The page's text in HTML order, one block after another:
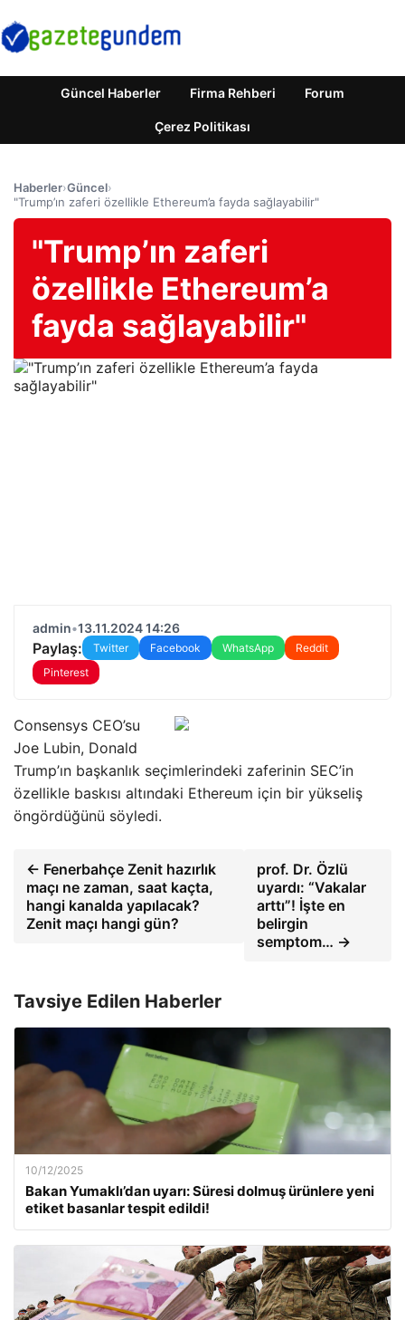
Güncel Haberler Firma Rehberi Forum
Çerez Politikası
Haberler›Güncel›
"Trump’ın zaferi özellikle Ethereum’a fayda sağlayabilir"
"Trump’ın zaferi
özellikle Ethereum’a
fayda sağlayabilir"
admin•13.11.2024 14:26
Paylaş: Twitter Facebook WhatsApp
Reddit
Pinterest
Consensys CEO’su
Joe Lubin, Donald
Trump’ın başkanlık seçimlerindeki zaferinin SEC’in
özellikle baskısı altındaki Ethereum için bir yükseliş
öngördüğünü söyledi.
← Fenerbahçe Zenit hazırlık
maçı ne zaman, saat kaçta,
hangi kanalda yapılacak?
Zenit maçı hangi gün?
prof. Dr. Özlü
uyardı: “Vakalar
arttı”! İşte en
belirgin
semptom… →
Tavsiye Edilen Haberler
10/12/2025
Bakan Yumaklı’dan uyarı: Süresi dolmuş ürünlere yeni
etiket basanlar tespit edildi!